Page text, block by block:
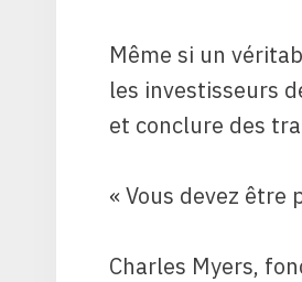
Même si un
les investisseurs
et conclure des
« Vous devez être
Charles Myers,